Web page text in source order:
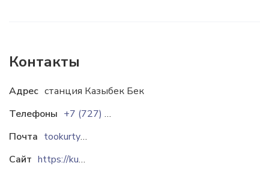
Контакты
Адрес станция Казыбек Бек
Телефоны
+7 (727) 376-83-02
Почта
tookurty@mail.ru
Сайт
https://kurty.kz